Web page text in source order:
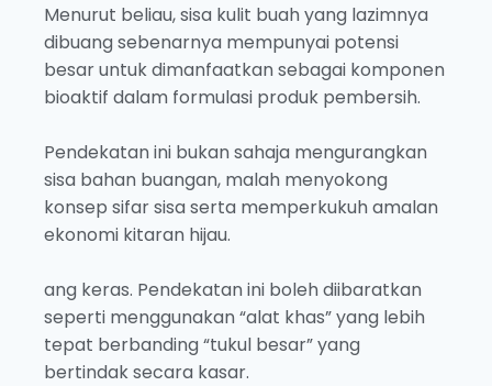
Menurut beliau, sisa kulit buah yang lazimnya
dibuang sebenarnya mempunyai potensi
besar untuk dimanfaatkan sebagai komponen
bioaktif dalam formulasi produk pembersih.
Pendekatan ini bukan sahaja mengurangkan
sisa bahan buangan, malah menyokong
konsep sifar sisa serta memperkukuh amalan
ekonomi kitaran hijau.
ang keras. Pendekatan ini boleh diibaratkan
seperti menggunakan “alat khas” yang lebih
tepat berbanding “tukul besar” yang
bertindak secara kasar.